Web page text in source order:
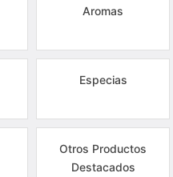
Aromas
Especias
Otros Productos
Destacados